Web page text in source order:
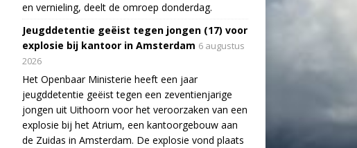
en vernieling, deelt de omroep donderdag.
Jeugddetentie geëist tegen jongen (17) voor
explosie bij kantoor in Amsterdam 6 augustus
2026
Het Openbaar Ministerie heeft een jaar
jeugddetentie geëist tegen een zeventienjarige
jongen uit Uithoorn voor het veroorzaken van een
explosie bij het Atrium, een kantoorgebouw aan
de Zuidas in Amsterdam. De explosie vond plaats